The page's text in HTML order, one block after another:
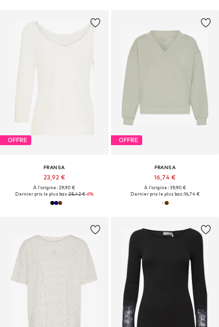
OFFRE
FRANSA
23,92 €
À l'origine : 29,90 €
Dernier prix le plus bas :25,42 €-6%
OFFRE
FRANSA
16,74 €
À l'origine : 39,90 €
Dernier prix le plus bas :16,74 €